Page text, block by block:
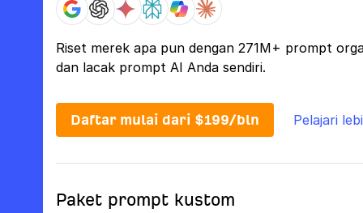
Riset merek apa pun dengan 271M+ prompt
dan lacak prompt AI Anda sendiri.
Daftar mulai dari $199/bln Pelajari
Paket prompt kustom